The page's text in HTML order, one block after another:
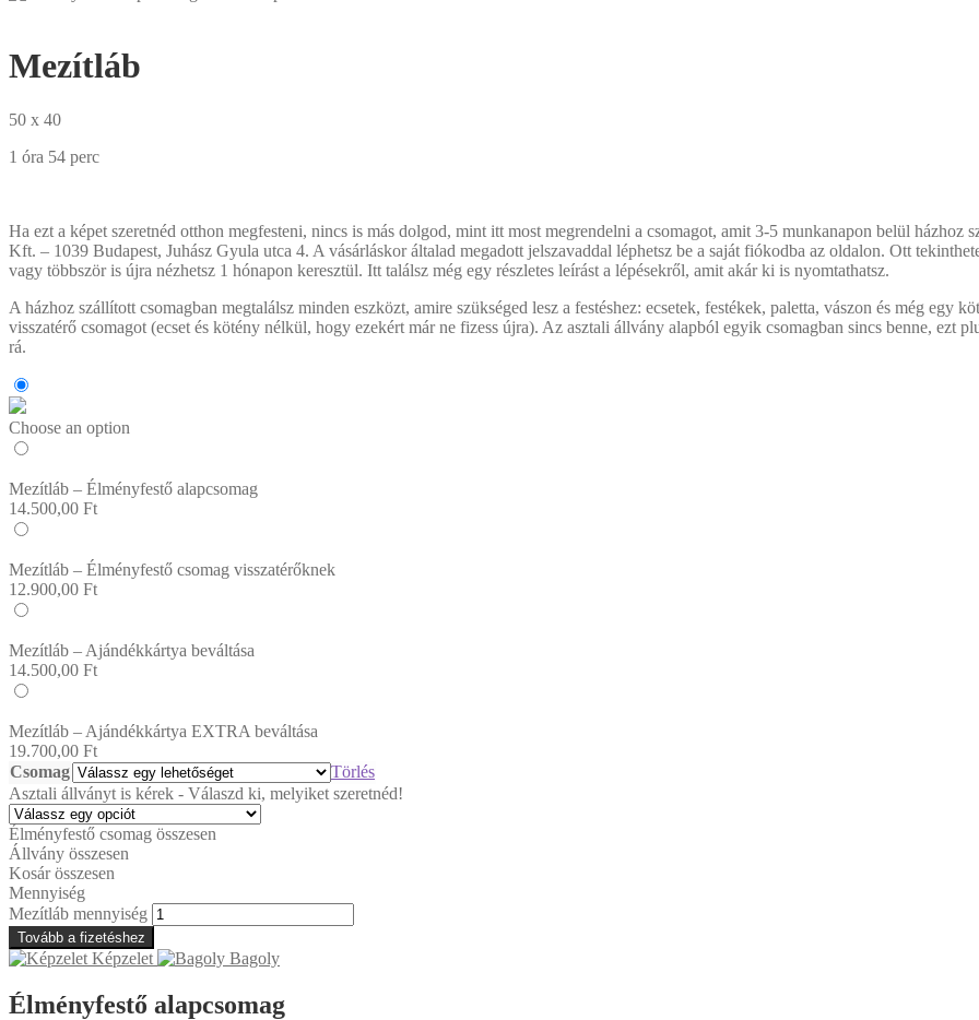
Mezítláb
50 x 40
1 óra 54 perc
Ha ezt a képet szeretnéd otthon megfesteni, nincs is más dolgod, mint itt most megrendelni a csomagot, amit 3-5 munkanapon belül házhoz
Kft. – 1039 Budapest, Juhász Gyula utca 4. A vásárláskor általad megadott jelszavaddal léphetsz be a saját fiókodba az oldalon. Ott
vagy többször is újra nézhetsz 1 hónapon keresztül. Itt találsz még egy részletes leírást a lépésekről, amit akár ki is nyomtathatsz.
A házhoz szállított csomagban megtalálsz minden eszközt, amire szükséged lesz a festéshez: ecsetek, festékek, paletta, vászon és még egy
visszatérő csomagot (ecset és kötény nélkül, hogy ezekért már ne fizess újra). Az asztali állvány alapból egyik csomagban sincs benne, ezt
rá.
Choose an option
Mezítláb – Élményfestő alapcsomag
14.500,00 Ft
Mezítláb – Élményfestő csomag visszatérőknek
12.900,00 Ft
Mezítláb – Ajándékkártya beváltása
14.500,00 Ft
Mezítláb – Ajándékkártya EXTRA beváltása
19.700,00 Ft
Csomag
Törlés
Asztali állványt is kérek - Válaszd ki, melyiket szeretnéd!
Élményfestő csomag összesen
Állvány összesen
Kosár összesen
Mennyiség
Mezítláb mennyiség
Tovább a fizetéshez
Képzelet Bagoly
Élményfestő alapcsomag